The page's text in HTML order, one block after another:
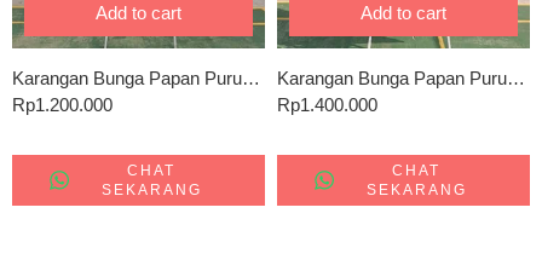
Add to cart
Karangan Bunga Papan Puruk cahu 0852
Rp1.200.000
CHAT
SEKARANG
Add to cart
Karangan Bunga Papan Puruk cahu 0159
Rp1.400.000
CHAT
SEKARANG